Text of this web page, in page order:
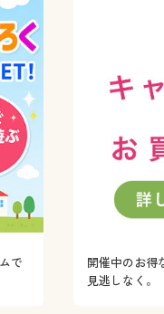
で
開催中のお得
見逃しなく。